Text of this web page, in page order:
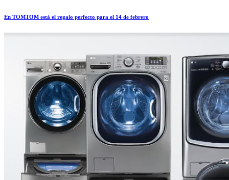
En TOMTOM está el regalo perfecto para el 14 de febrero